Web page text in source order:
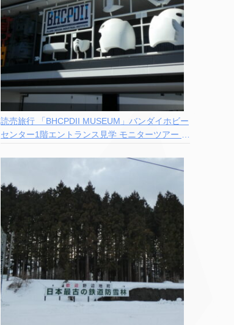
読売旅行 「BHCPDII MUSEUM」バンダイホビー
センター1階エントランス見学 モニターツアー 参